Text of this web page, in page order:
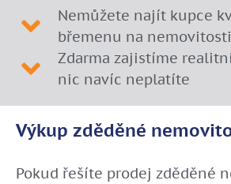
Nemůžete najít kupce
břemenu na nemovitosti
Zdarma zajistíme
nic navíc neplatíte
Výkup zděděné
Pokud řešíte prodej zděděné